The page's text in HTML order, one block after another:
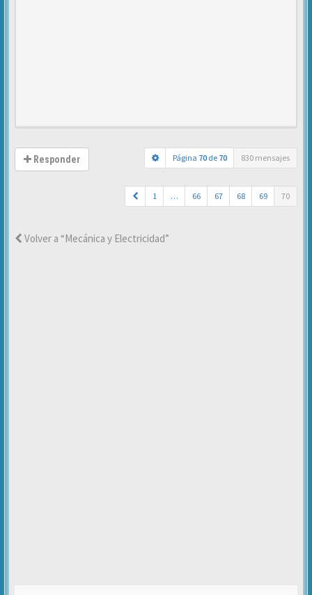
Responder Página 70 de 70 830 mensajes
1 … 66 67 68 69 70
Volver a “Mecánica y Electricidad”